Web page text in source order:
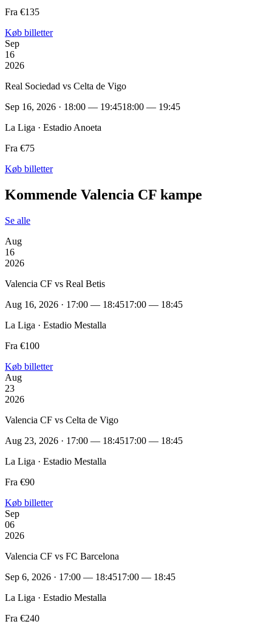
Fra €135
Køb billetter
Sep
16
2026
Real Sociedad vs Celta de Vigo
Sep 16, 2026 · 18:00 — 19:4518:00 — 19:45
La Liga · Estadio Anoeta
Fra €75
Køb billetter
Kommende Valencia CF kampe
Se alle
Aug
16
2026
Valencia CF vs Real Betis
Aug 16, 2026 · 17:00 — 18:4517:00 — 18:45
La Liga · Estadio Mestalla
Fra €100
Køb billetter
Aug
23
2026
Valencia CF vs Celta de Vigo
Aug 23, 2026 · 17:00 — 18:4517:00 — 18:45
La Liga · Estadio Mestalla
Fra €90
Køb billetter
Sep
06
2026
Valencia CF vs FC Barcelona
Sep 6, 2026 · 17:00 — 18:4517:00 — 18:45
La Liga · Estadio Mestalla
Fra €240